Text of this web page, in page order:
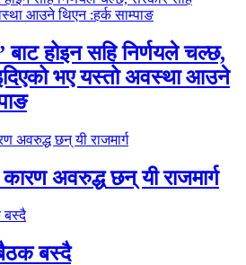
होइन सहि निर्णयले चल्छ,
भए यस्तो अवस्था आउने
कारण अवरुद्ध छन् यी राजमार्ग
बस्दै